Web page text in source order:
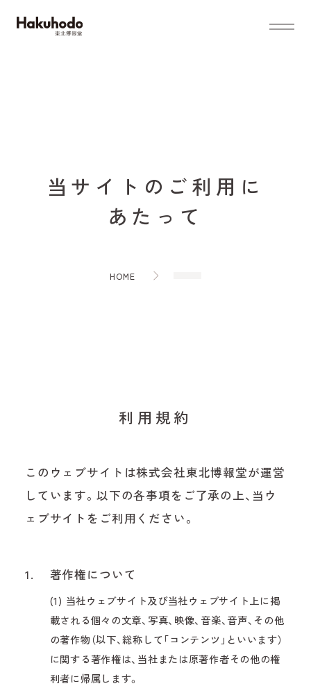
ABOUT
SERVICES
PURPOSE
RECRUIT
CONTACT
当 サ イ ト の ご利 用 に
あ た っ て
HOME
利用規約
このウェブサイトは株式会社東北博報堂が運営
しています。以下の各事項をご了承の上、当ウ
ェブサイトをご利用ください。
1. 著作権について
(1) 当社ウェブサイト及び当社ウェブサイト上に掲
載される個々の文章、写真、映像、音楽、音声、その他
の著作物（以下、総称して「コンテンツ」といいます）
に関する著作権は、当社または原著作者その他の権
利者に帰属します。